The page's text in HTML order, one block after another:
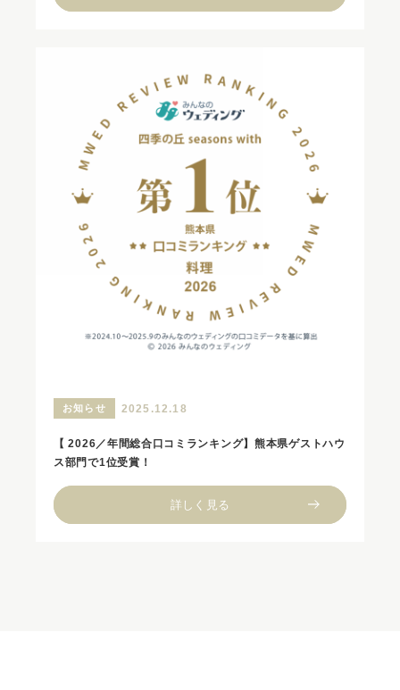
お知らせ 2025.12.18
【 2026／年間総合口コミランキング】熊本県ゲストハウ
ス部門で1位受賞！
詳しく見る